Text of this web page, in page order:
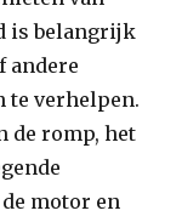
is belangrijk
andere
te verhelpen.
de romp, het
motor en